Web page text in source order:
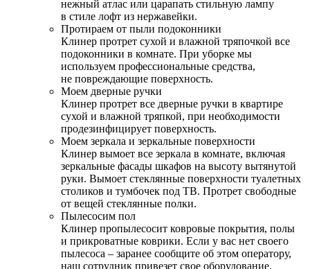
нежный атлас или царапать стильную лампу
в стиле лофт из нержавейки.
Протираем от пыли подоконники
Клинер протрет сухой и влажной тряпочкой все
подоконники в комнате. При уборке мы
используем профессиональные средства,
не повреждающие поверхность.
Моем дверные ручки
Клинер протрет все дверные ручки в квартире
сухой и влажной тряпкой, при необходимости
продезинфицирует поверхность.
Моем зеркала и зеркальные поверхности
Клинер вымоет все зеркала в комнате, включая
зеркальные фасады шкафов на высоту вытянутой
руки. Вымоет стеклянные поверхности туалетных
столиков и тумбочек под ТВ. Протрет свободные
от вещей стеклянные полки.
Пылесосим пол
Клинер пропылесосит ковровые покрытия, полы
и прикроватные коврики. Если у вас нет своего
пылесоса – заранее сообщите об этом оператору,
наш сотрудник привезет свое оборудование.